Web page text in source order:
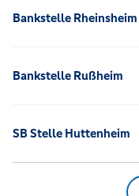
Bankstelle Rheinsheim
Bankstelle Rußheim
SB Stelle Huttenheim